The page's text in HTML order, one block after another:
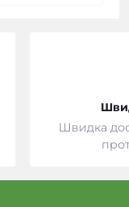
Швидка